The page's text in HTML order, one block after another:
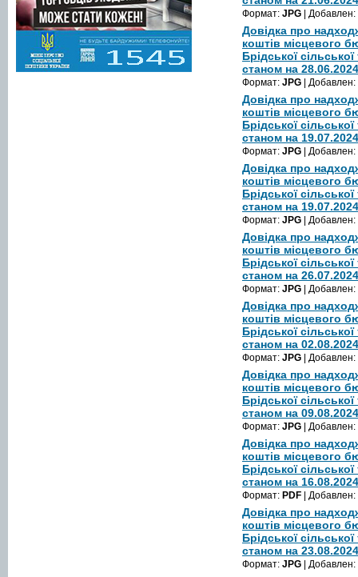
Формат: JPG | Добавлен:
Довідка про
коштів місцевого
Брідської
станом на 28.06.2024
Формат: JPG | Добавлен:
Довідка про
коштів місцевого
Брідської
станом на 19.07.2024
Формат: JPG | Добавлен:
Довідка про
коштів місцевого
Брідської
станом на 19.07.2024
Формат: JPG | Добавлен:
Довідка про
коштів місцевого
Брідської
станом на 26.07.2024
Формат: JPG | Добавлен:
Довідка про
коштів місцевого
Брідської
станом на 02.08.2024
Формат: JPG | Добавлен:
Довідка про
коштів місцевого
Брідської
станом на 09.08.2024
Формат: JPG | Добавлен:
Довідка про
коштів місцевого
Брідської
станом на 16.08.2024
Формат: PDF | Добавлен:
Довідка про
коштів місцевого
Брідської
станом на 23.08.2024
Формат: JPG | Добавлен: